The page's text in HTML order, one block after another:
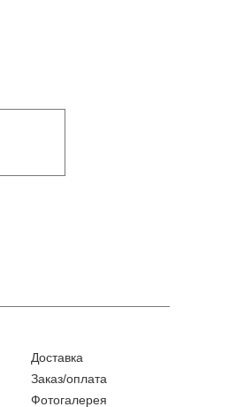
Доставка
Заказ/оплата
Фотогалерея